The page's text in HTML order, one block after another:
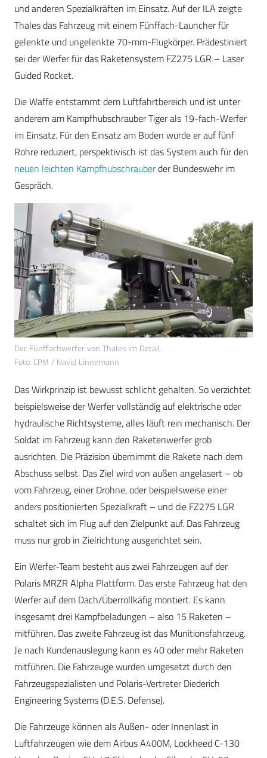
und anderen Spezialkräften im Einsatz. Auf der ILA zeigte
Thales das Fahrzeug mit einem Fünffach-Launcher für
gelenkte und ungelenkte 70-mm-Flugkörper. Prädestiniert
sei der Werfer für das Raketensystem FZ275 LGR – Laser
Guided Rocket.
Die Waffe entstammt dem Luftfahrtbereich und ist unter
anderem am Kampfhubschrauber Tiger als 19-fach-Werfer
im Einsatz. Für den Einsatz am Boden wurde er auf fünf
Rohre reduziert, perspektivisch ist das System auch für den
neuen leichten Kampfhubschrauberder Bundeswehr im
Gespräch.
Der Fünffachwerfer von Thales im Detail.
Foto: CPM / Navid Linnemann
Das Wirkprinzip ist bewusst schlicht gehalten. So verzichtet
beispielsweise der Werfer vollständig auf elektrische oder
hydraulische Richtsysteme, alles läuft rein mechanisch. Der
Soldat im Fahrzeug kann den Raketenwerfer grob
ausrichten. Die Präzision übernimmt die Rakete nach dem
Abschuss selbst. Das Ziel wird von außen angelasert – ob
vom Fahrzeug, einer Drohne, oder beispielsweise einer
anders positionierten Spezialkraft – und die FZ275 LGR
schaltet sich im Flug auf den Zielpunkt auf. Das Fahrzeug
muss nur grob in Zielrichtung ausgerichtet sein.
Ein Werfer-Team besteht aus zwei Fahrzeugen auf der
Polaris MRZR Alpha Plattform. Das erste Fahrzeug hat den
Werfer auf dem Dach/Überrollkäfig montiert. Es kann
insgesamt drei Kampfbeladungen – also 15 Raketen –
mitführen. Das zweite Fahrzeug ist das Munitionsfahrzeug.
Je nach Kundenauslegung kann es 40 oder mehr Raketen
mitführen. Die Fahrzeuge wurden umgesetzt durch den
Fahrzeugspezialisten und Polaris-Vertreter Diederich
Engineering Systems (D.E.S. Defense).
Die Fahrzeuge können als Außen- oder Innenlast in
Luftfahrzeugen wie dem Airbus A400M, Lockheed C-130